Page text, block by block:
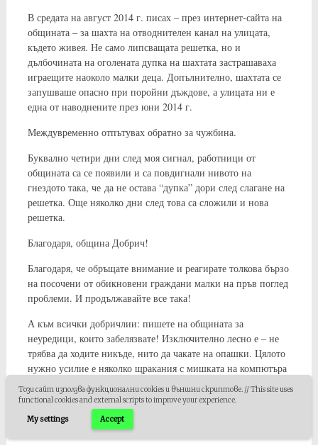
Този сайт използва функционални cookies и външни скриптове. // This site uses
functional cookies and external scripts to improve your experience.
My settings Accept
В средата на август 2014 г. писах – през интернет-сайта на
общината – за шахта на отводнителен канал на улицата,
където живея. Не само липсващата решетка, но и
дълбочината на оголената дупка на шахтата застрашаваха
играещите наоколо малки деца. Допълнително, шахтата се
запушваше опасно при поройни дъждове, а улицата ни е
една от наводнените през юни 2014 г.
Междувременно отпътувах обратно за чужбина.
Буквално четири дни след моя сигнал, работници от
общината са се появили и са повдигнали нивото на
гнездото така, че да не остава “дупка” дори след слагане на
решетка. Още няколко дни след това са сложили и нова
решетка.
Благодаря, община Добрич!
Благодаря, че обръщате внимание и реагирате толкова бързо
на посочени от обикновени граждани малки на пръв поглед
проблеми. И продължавайте все така!
А към всички добричлии: пишете на общината за
неуредици, които забелязвате! Изключително лесно е – не
трябва да ходите никъде, нито да чакате на опашки. Цялото
нужно усилие е няколко щракания с мишката на компютъра
и няколко реда текст на клавиатурата. Ето и страницата
където можете да пишете на общината: www.dobrich.bg >>
Обратна връзка (най-горе) >> Пощенска кутия за
сигнали и предложения